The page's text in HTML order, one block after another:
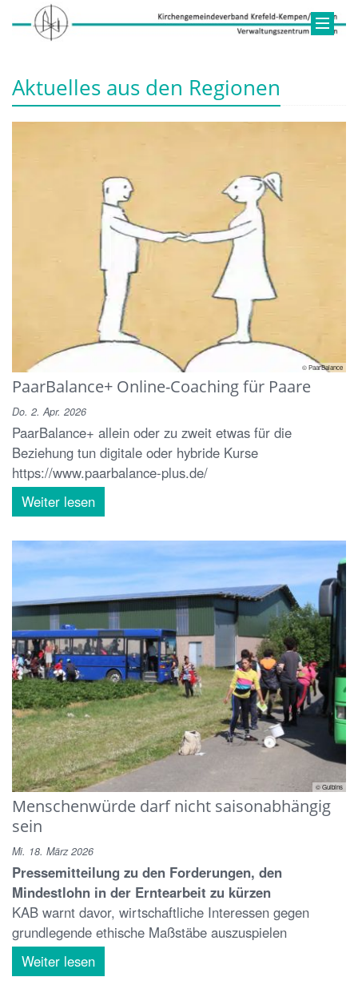
Aktuelles aus den Regionen
© PaarBalance
PaarBalance+ Online-Coaching für Paare
Do. 2. Apr. 2026
PaarBalance+ allein oder zu zweit etwas für die
Beziehung tun digitale oder hybride Kurse
https://www.paarbalance-plus.de/
Weiter lesen
© Gulbins
Menschenwürde darf nicht saisonabhängig
sein
Mi. 18. März 2026
Pressemitteilung zu den Forderungen, den
Mindestlohn in der Erntearbeit zu kürzen
KAB warnt davor, wirtschaftliche Interessen gegen
grundlegende ethische Maßstäbe auszuspielen
Weiter lesen